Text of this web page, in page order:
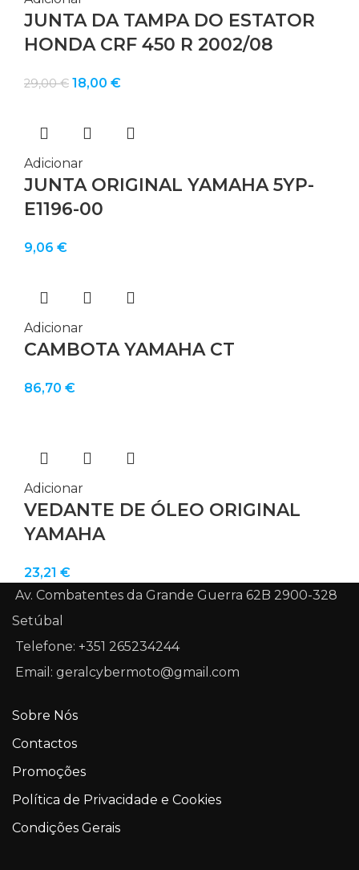
JUNTA DA TAMPA DO ESTATOR
HONDA CRF 450 R 2002/08
29,00€ O
era:
29,00 €.
18,00 €O
é:
Adicionar
JUNTA ORIGINAL YAMAHA 5YP-
E1196-00
9,06 €
Adicionar
CAMBOTA YAMAHA CT
86,70 €
Adicionar
VEDANTE DE ÓLEO ORIGINAL
YAMAHA
23,21 €
Av. Combatentes da Grande Guerra 62B 2900-328
Setúbal
Telefone: +351 265234244
Email: geralcybermoto@gmail.com
Sobre Nós
Contactos
Promoções
Política de Privacidade e Cookies
Condições Gerais